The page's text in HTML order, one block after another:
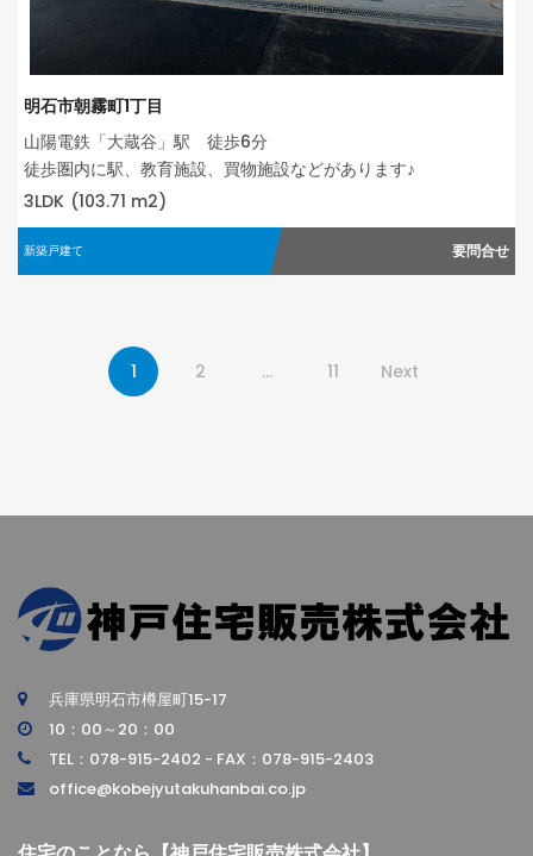
明石市朝霧町1丁目
山陽電鉄「大蔵谷」駅 徒歩6分
徒歩圏内に駅、教育施設、買物施設などがあります♪
3LDK (103.71 m2)
新築戸建て 要問合せ
1 2 … 11 Next
兵庫県明石市樽屋町15-17
10：00～20：00
TEL：078-915-2402 - FAX：078-915-2403
office@kobejyutakuhanbai.co.jp